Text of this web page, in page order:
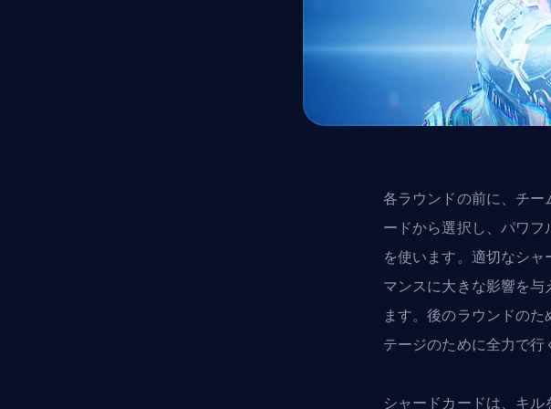
各ラウンドの前に、チ
ードから選択し、パワ
を使います。適切なシ
マンスに大きな影響を
ます。後のラウンドの
テージのために全力で行
シャードカードは、キ